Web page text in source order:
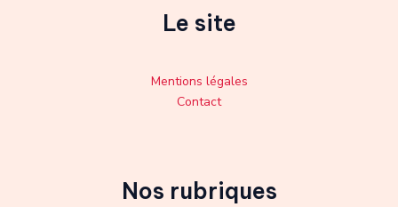
Le site
Mentions légales
Contact
Nos rubriques